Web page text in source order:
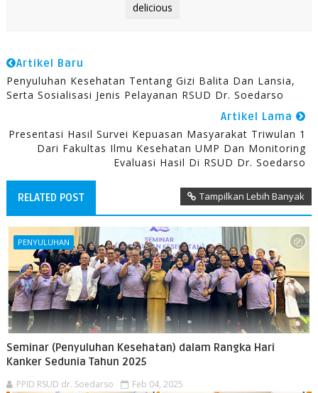
delicious
Artikel Baru
Penyuluhan Kesehatan Tentang Gizi Balita Dan Lansia,
Serta Sosialisasi Jenis Pelayanan RSUD Dr. Soedarso
Artikel Lama
Presentasi Hasil Survei Kepuasan Masyarakat Triwulan 1
Dari Fakultas Ilmu Kesehatan UMP Dan Monitoring
Evaluasi Hasil Di RSUD Dr. Soedarso
RELATED POST Tampilkan Lebih Banyak
PENYULUHAN
Seminar (Penyuluhan Kesehatan) dalam Rangka Hari
Kanker Sedunia Tahun 2025
PPID RSUD dr. Soedarso Feb 04, 2025